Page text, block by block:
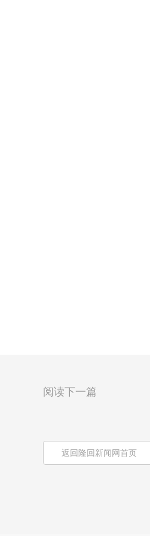
阅读下一篇
返回隆回新闻网首页